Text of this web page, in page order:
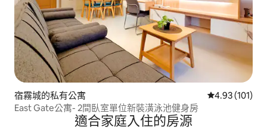
宿霧城的私有公寓 從 101 則評價
4.93 (101)
East Gate公寓- 2間臥室單位新裝潢泳池健身房
適合家庭入住的房源